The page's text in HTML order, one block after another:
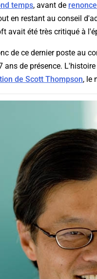
temps, avant de
en restant au conseil
avait été très critiqué à
de ce dernier poste au
ans de présence.
de Scott Thompson, le